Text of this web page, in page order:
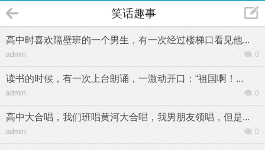
笑话趣事
高中时喜欢隔壁班的一个男生，有一次经过楼梯口看见他...
admin 0
读书的时候，有一次上台朗诵，一激动开口：“祖国啊！...
admin 0
高中大合唱，我们班唱黄河大合唱，我男朋友领唱，但是...
admin 0